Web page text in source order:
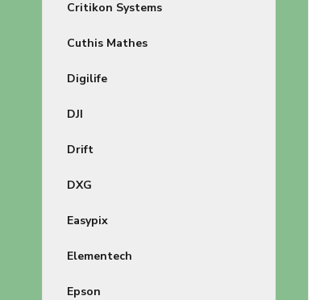
Critikon Systems
Cuthis Mathes
Digilife
DJI
Drift
DXG
Easypix
Elementech
Epson